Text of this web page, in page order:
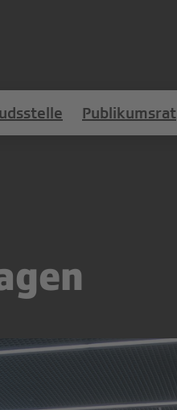
Publikumsrat